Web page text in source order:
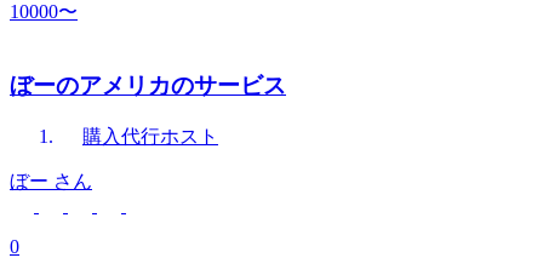
10000〜
ぼーのアメリカのサービス
購入代行ホスト
ぼー さん
0